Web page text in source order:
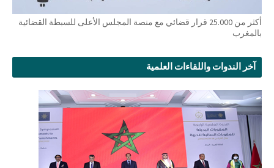
أكثر من 25.000 قرار قضائي مع منصة المجلس الأعلى للسبطة القضائية
بالمغرب
آخر الندوات واللقاءات العلمية